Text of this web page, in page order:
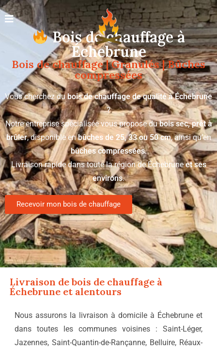
Bois de chauffage à
Échebrune
Bois de chauffage | Granulés | Bûches
compressées
Vous cherchez du bois de chauffage de qualité à Échebrune
?
Notre entreprise spécialisée vous propose dubois sec, prêt à
brûler, disponible enbûches de 25, 33 ou 50 cm, ainsi qu’en
bûches compressées.
Livraison rapide dans toute la région de Échebruneet ses
environs.
Recevoir mon bois de chauffage
Livraison de bois de chauffage à
Échebrune et alentours
Nous assurons la livraison à domicile à Échebrune et
dans toutes les communes voisines : Saint-Léger,
Jazennes, Saint-Quantin-de-Rançanne, Belluire, Réaux-